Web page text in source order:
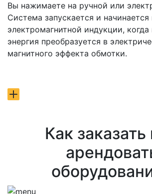
Вы нажимаете на ручной или
Система запускается и начинается
электромагнитной индукции, когда
энергия преобразуется в
магнитного эффекта обмотки.
Как заказать